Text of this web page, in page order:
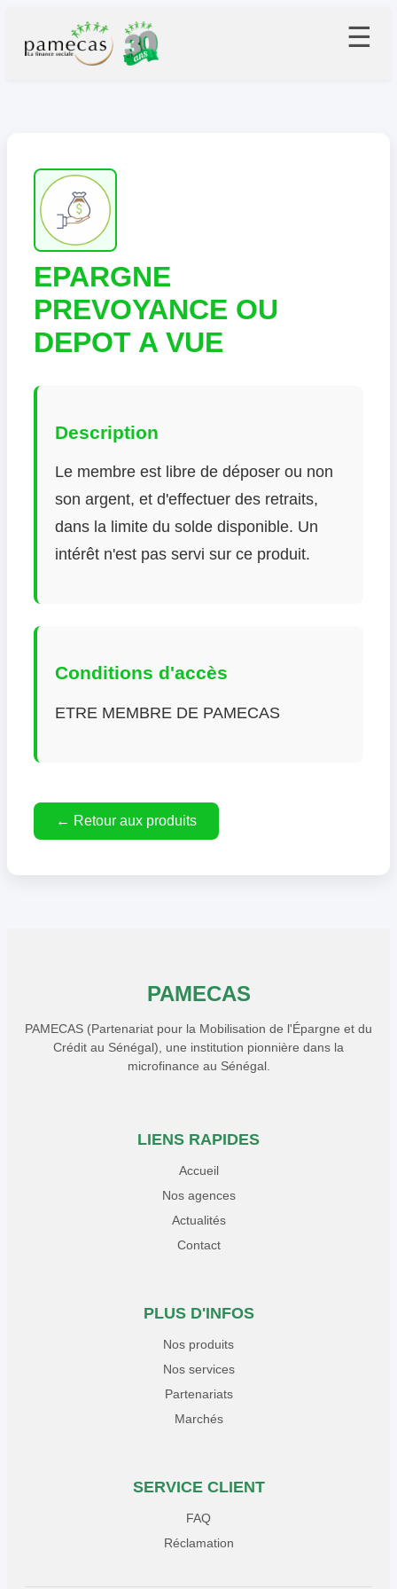
☰
EPARGNE
PREVOYANCE OU
DEPOT A VUE
Description
Le membre est libre de déposer ou non
son argent, et d'effectuer des retraits,
dans la limite du solde disponible. Un
intérêt n'est pas servi sur ce produit.
Conditions d'accès
ETRE MEMBRE DE PAMECAS
← Retour aux produits
PAMECAS
PAMECAS (Partenariat pour la Mobilisation de l'Épargne et du
Crédit au Sénégal), une institution pionnière dans la
microfinance au Sénégal.
LIENS RAPIDES
Accueil
Nos agences
Actualités
Contact
PLUS D'INFOS
Nos produits
Nos services
Partenariats
Marchés
SERVICE CLIENT
FAQ
Réclamation